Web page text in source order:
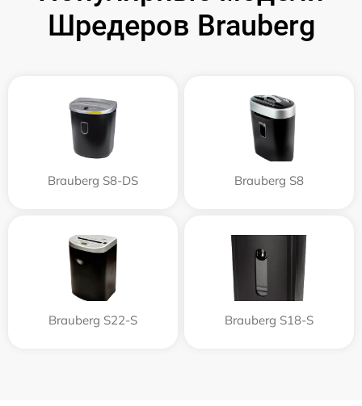
Шредеров Brauberg
Brauberg S8-DS Brauberg S8
Brauberg S22-S Brauberg S18-S